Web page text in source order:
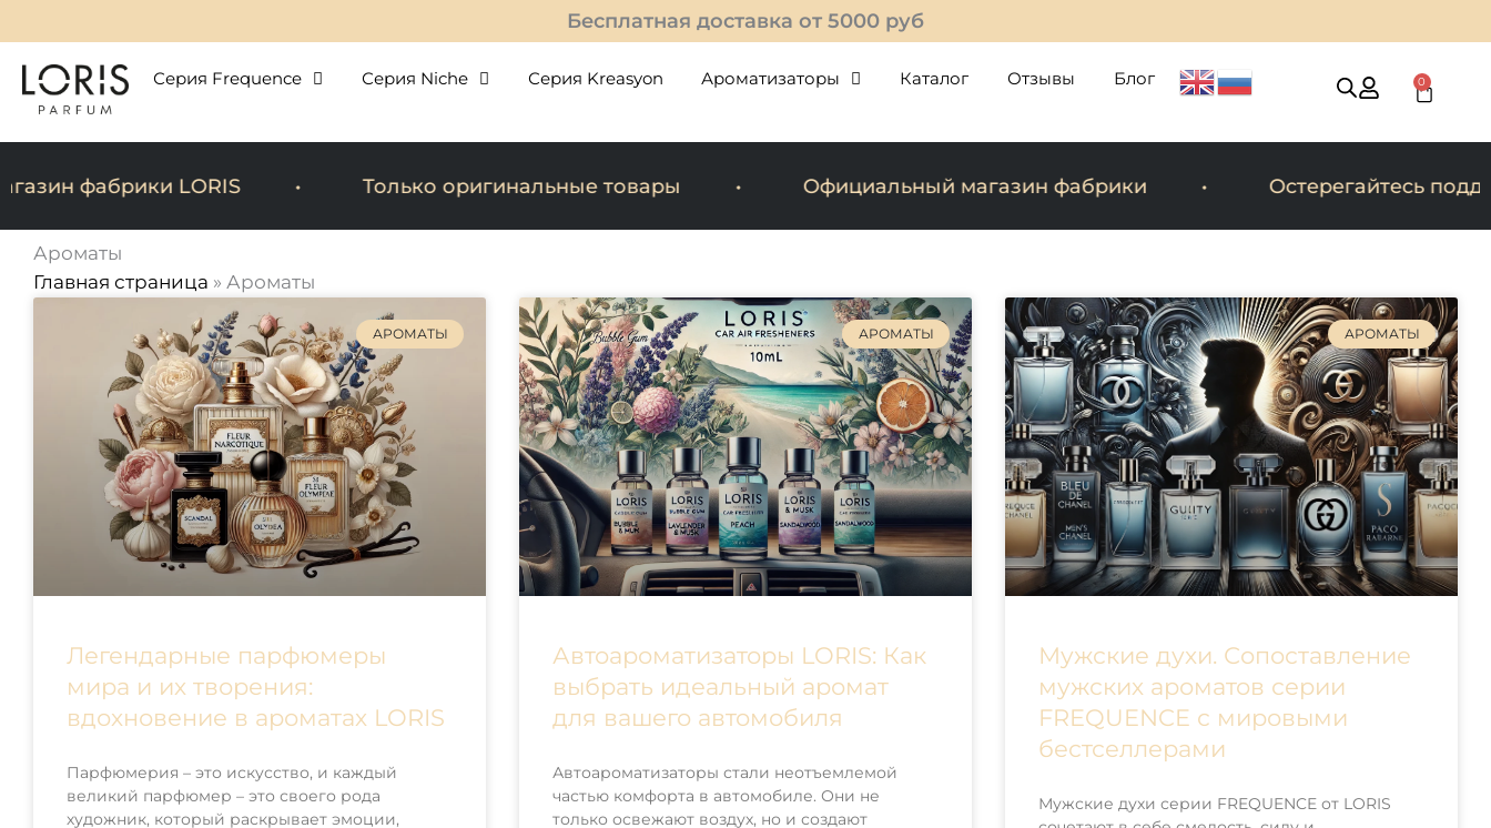
к
содержимому
Бесплатная доставка от 5000 руб
Серия Frequence Серия Niche Серия Kreasyon Ароматизаторы Каталог Отзывы Блог 0
Cart
фабрики LORIS Только оригинальные товары Официальный магазин фабрики Остерегайтесь подделок
Ароматы
Главная страница » Ароматы
АРОМАТЫ
Легендарные парфюмеры
мира и их творения:
вдохновение в ароматах LORIS
Парфюмерия – это искусство, и каждый
великий парфюмер – это своего рода
художник, который раскрывает эмоции,
АРОМАТЫ
Автоароматизаторы LORIS: Как
выбрать идеальный аромат
для вашего автомобиля
Автоароматизаторы стали неотъемлемой
частью комфорта в автомобиле. Они не
только освежают воздух, но и создают
АРОМАТЫ
Мужские духи. Сопоставление
мужских ароматов серии
FREQUENCE с мировыми
бестселлерами
Мужские духи серии FREQUENCE от LORIS